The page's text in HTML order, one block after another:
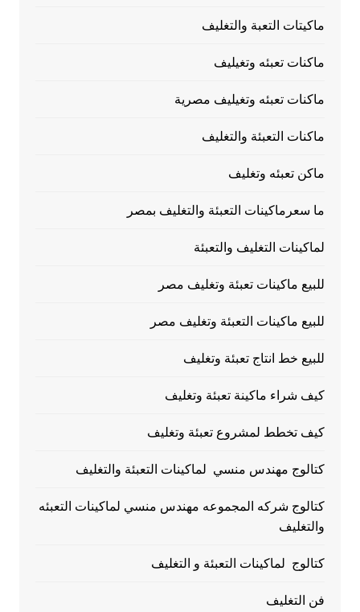
ماكيتات التعبة والتغليف
ماكنات تعبئه وتغيليف
ماكنات تعبئه وتغيليف مصرية
ماكنات التعبئة والتغليف
ماكن تعبئه وتغليف
ما سعرماكينات التعبئة والتغليف بمصر
لماكينات التغليف والتعبئة
للبيع ماكينات تعبئة وتغليف مصر
للبيع ماكينات التعبئة وتغليف مصر
للبيع خط انتاج تعبئة وتغليف
كيف شراء ماكينة تعبئة وتغليف
كيف تخطط لمشروع تعبئة وتغليف
كتالوج مهندس منسي لماكينات التعبئة والتغليف
كتالوج شركه المجموعه مهندس منسي لماكينات التعبئه
والتغليف
كتالوج لماكينات التعبئة و التغليف
فن التغليف